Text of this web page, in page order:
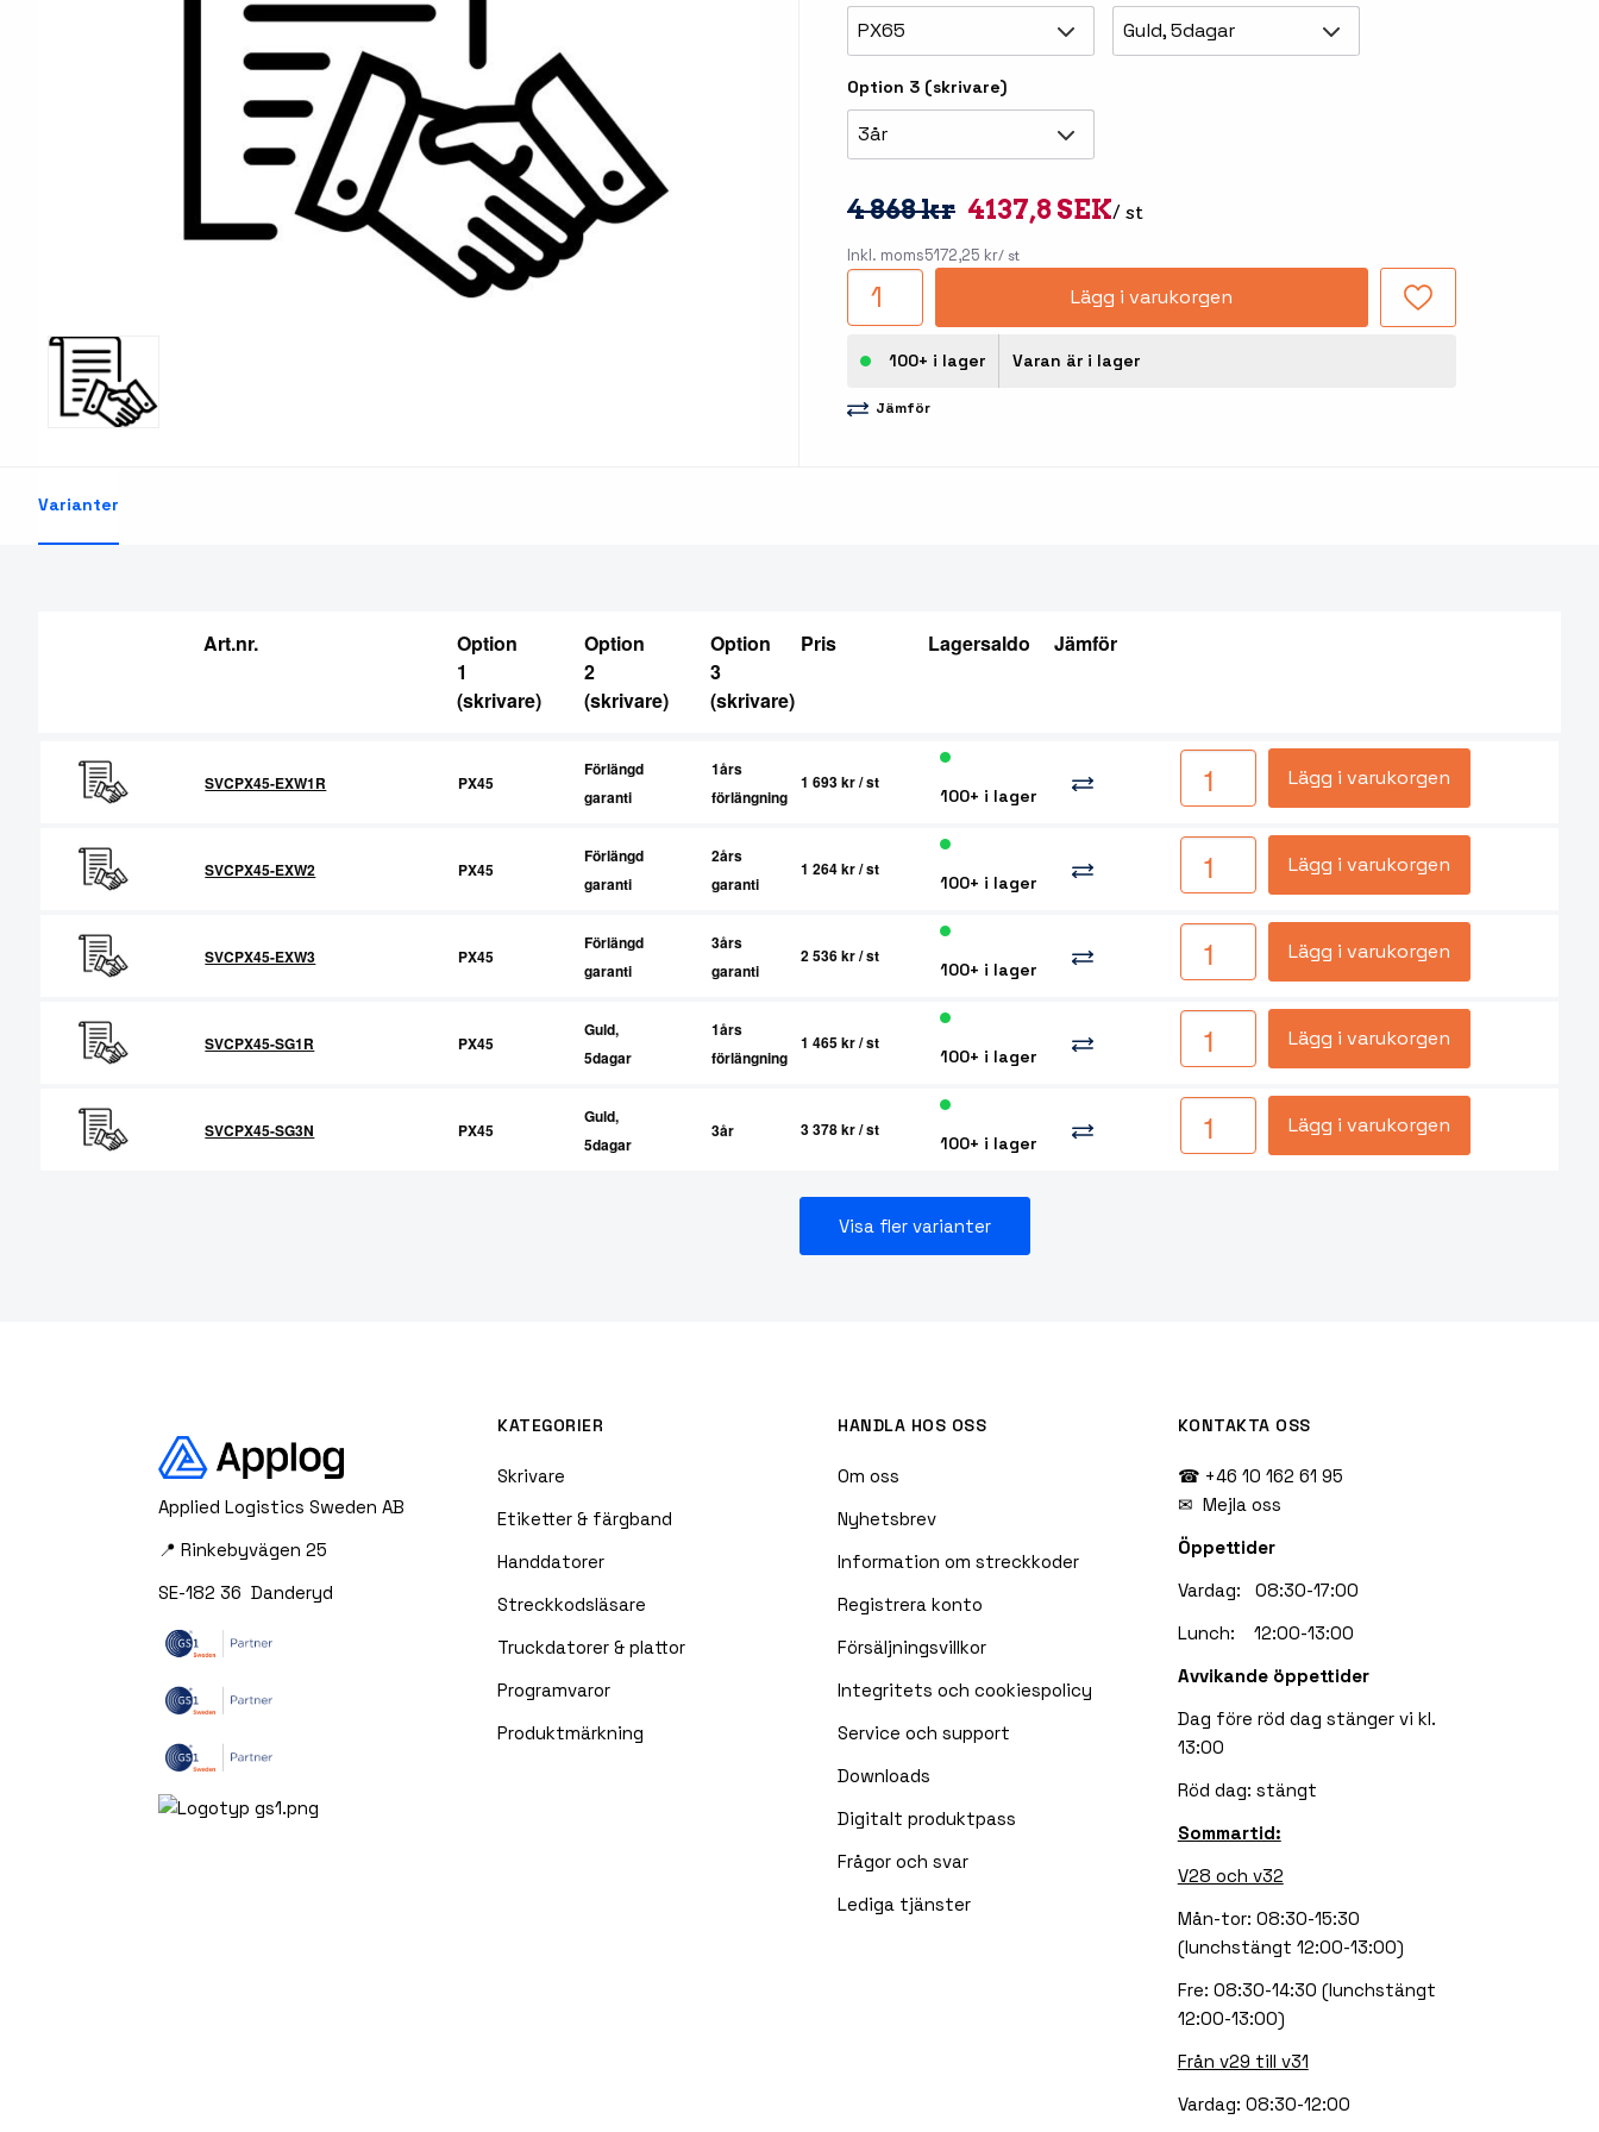
Förbrukning bläckstråleskrivare
Varningsetiketter
Tillbehör truckdatorer
och pekskärmar
RFID Skrivare
RFID Etiketter
RFID antenner
Mobile Device Management
Outlet-handdatorer
Outlet-
Laseretikett på A4-ark PX65 Guld, 5dagar
Option 3 (skrivare)
3år
4 868 kr 4137,8 SEK/ st
Inkl. moms5172,25 kr/ st
Lägg i varukorgen
100+ i lager Varan är i lager
Jämför
Varianter
Art.nr.
Option
1
(skrivare)
Option
2
(skrivare)
Option
3
(skrivare)
Pris Lagersaldo Jämför
SVCPX45-EXW1R PX45
Förlängd
garanti
1års
förlängning
1 693 kr/ st
100+ i lager
Lägg i varukorgen
SVCPX45-EXW2 PX45
Förlängd
garanti
2års
garanti
1 264 kr/ st
100+ i lager
Lägg i varukorgen
SVCPX45-EXW3 PX45
Förlängd
garanti
3års
garanti
2 536 kr/ st
100+ i lager
Lägg i varukorgen
SVCPX45-SG1R PX45
Guld,
5dagar
1års
förlängning
1 465 kr/ st
100+ i lager
Lägg i varukorgen
SVCPX45-SG3N PX45
Guld,
5dagar
3år 3 378 kr/ st
100+ i lager
Lägg i varukorgen
Visa fler varianter
Applied Logistics Sweden AB
📍 Rinkebyvägen 25
SE-182 36 Danderyd
KATEGORIER
Skrivare
Etiketter & färgband
Handdatorer
Streckkodsläsare
Truckdatorer & plattor
Programvaror
Produktmärkning
HANDLA HOS OSS
Om oss
Nyhetsbrev
Information om streckkoder
Registrera konto
Försäljningsvillkor
Integritets och cookiespolicy
Service och support
Downloads
Digitalt produktpass
Frågor och svar
Lediga tjänster
KONTAKTA OSS
☎ +46 10 162 61 95
✉ Mejla oss
Öppettider
Vardag: 08:30-17:00
Lunch: 12:00-13:00
Avvikande öppettider
Dag före röd dag stänger vi kl.
13:00
Röd dag: stängt
Sommartid:
V28 och v32
Mån-tor: 08:30-15:30
(lunchstängt 12:00-13:00)
Fre: 08:30-14:30 (lunchstängt
12:00-13:00)
Från v29 till v31
Vardag: 08:30-12:00